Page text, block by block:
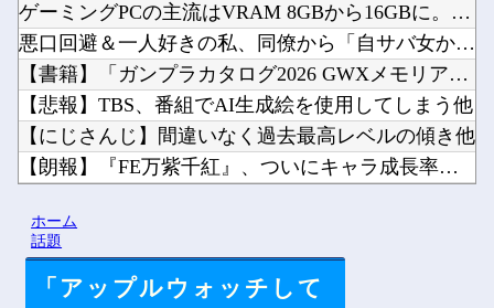
ゲーミングPCの主流はVRAM 8GBから16GBに。Ste...
悪口回避＆一人好きの私、同僚から「自サバ女かと思ってた」と言...
【書籍】「ガンプラカタログ2026 GWXメモリアル編」【予...
【悲報】TBS、番組でAI生成絵を使用してしまう他
【にじさんじ】間違いなく過去最高レベルの傾き他
【朗報】『FE万紫千紅』、ついにキャラ成長率がゲーム内で見れ...
ホーム
話題
「アップルウォッチして